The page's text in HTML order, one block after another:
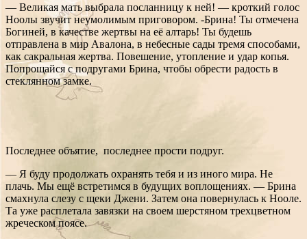
— Великая мать выбрала посланницу к ней! — кроткий голос
Ноолы звучит неумолимым приговором. -Брина! Ты отмечена
Богиней, в качестве жертвы на её алтарь! Ты будешь
отправлена в мир Авалона, в небесные сады тремя способами,
как сакральная жертва. Повешение, утопление и удар копья.
Попрощайся с подругами Брина, чтобы обрести радость в
стеклянном замке.
Последнее объятие, последнее прости подруг.
— Я буду продолжать охранять тебя и из иного мира. Не
плачь. Мы ещё встретимся в будущих воплощениях. — Брина
смахнула слезу с щеки Джени. Затем она повернулась к Нооле.
Та уже расплетала завязки на своем шерстяном трехцветном
жреческом поясе.